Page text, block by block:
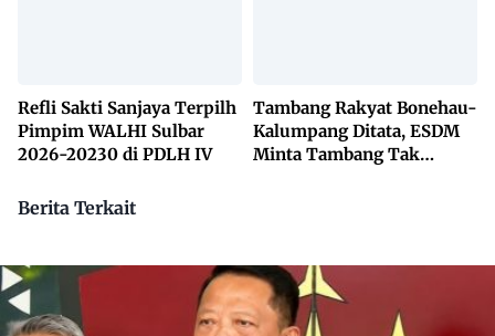
Refli Sakti Sanjaya Terpilh
Pimpim WALHI Sulbar
2026-20230 di PDLH IV
Tambang Rakyat Bonehau-
Kalumpang Ditata, ESDM
Minta Tambang Tak
Berita Terkait